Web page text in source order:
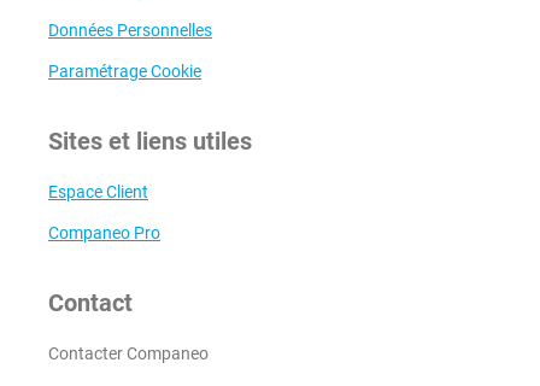
Données Personnelles
Paramétrage Cookie
Sites et liens utiles
Espace Client
Companeo Pro
Contact
Contacter Companeo